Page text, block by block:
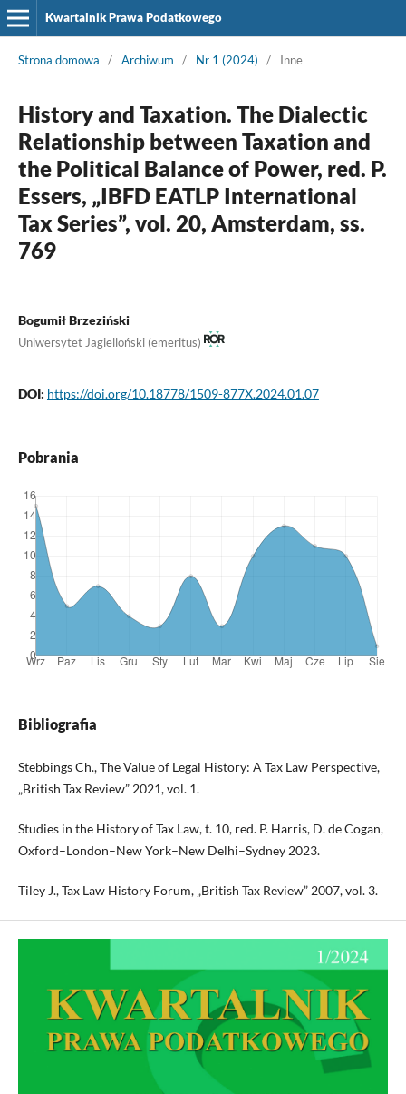
Kwartalnik Prawa Podatkowego
Strona domowa / Archiwum / Nr 1 (2024) / Inne
History and Taxation. The Dialectic
Relationship between Taxation and
the Political Balance of Power, red. P.
Essers, „IBFD EATLP International
Tax Series”, vol. 20, Amsterdam, ss.
769
Bogumił Brzeziński
Uniwersytet Jagielloński (emeritus)
DOI: https://doi.org/10.18778/1509-877X.2024.01.07
Pobrania
Bibliografia
Stebbings Ch., The Value of Legal History: A Tax Law Perspective,
„British Tax Review” 2021, vol. 1.
Studies in the History of Tax Law, t. 10, red. P. Harris, D. de Cogan,
Oxford–London–New York–New Delhi–Sydney 2023.
Tiley J., Tax Law History Forum, „British Tax Review” 2007, vol. 3.